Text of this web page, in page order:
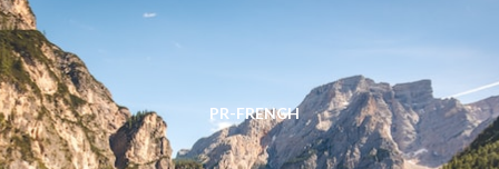
PR-FRENCH